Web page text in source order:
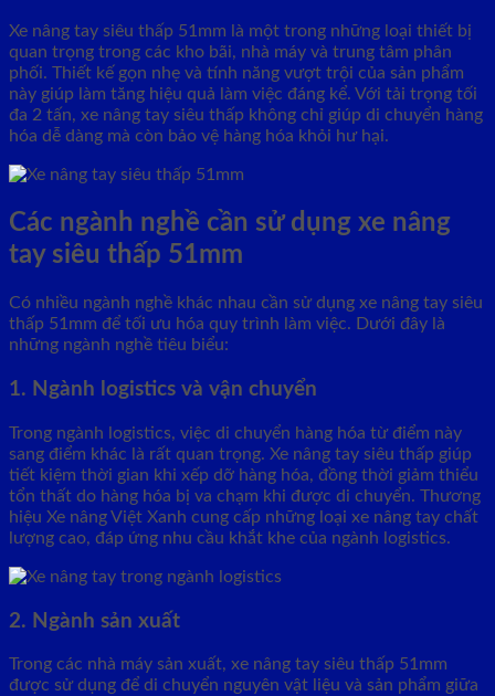
Xe nâng tay siêu thấp 51mm là một trong những loại thiết bị
quan trọng trong các kho bãi, nhà máy và trung tâm phân
phối. Thiết kế gọn nhẹ và tính năng vượt trội của sản phẩm
này giúp làm tăng hiệu quả làm việc đáng kể. Với tải trọng tối
đa 2 tấn, xe nâng tay siêu thấp không chỉ giúp di chuyển hàng
hóa dễ dàng mà còn bảo vệ hàng hóa khỏi hư hại.
Các ngành nghề cần sử dụng xe nâng
tay siêu thấp 51mm
Có nhiều ngành nghề khác nhau cần sử dụng xe nâng tay siêu
thấp 51mm để tối ưu hóa quy trình làm việc. Dưới đây là
những ngành nghề tiêu biểu:
1. Ngành logistics và vận chuyển
Trong ngành logistics, việc di chuyển hàng hóa từ điểm này
sang điểm khác là rất quan trọng. Xe nâng tay siêu thấp giúp
tiết kiệm thời gian khi xếp dỡ hàng hóa, đồng thời giảm thiểu
tổn thất do hàng hóa bị va chạm khi được di chuyển. Thương
hiệu Xe nâng Việt Xanh cung cấp những loại xe nâng tay chất
lượng cao, đáp ứng nhu cầu khắt khe của ngành logistics.
2. Ngành sản xuất
Trong các nhà máy sản xuất, xe nâng tay siêu thấp 51mm
được sử dụng để di chuyển nguyên vật liệu và sản phẩm giữa